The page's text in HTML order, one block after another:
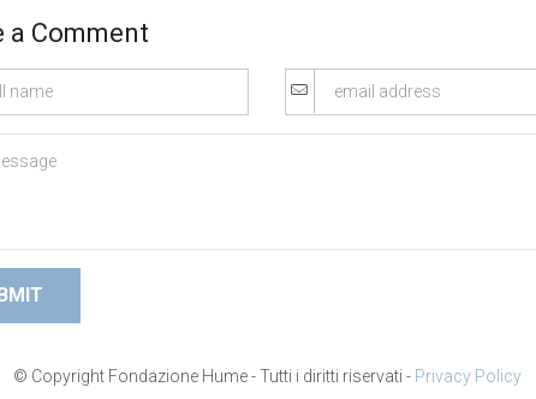
a Comment
© Copyright Fondazione Hume - Tutti i diritti riservati - Privacy Policy